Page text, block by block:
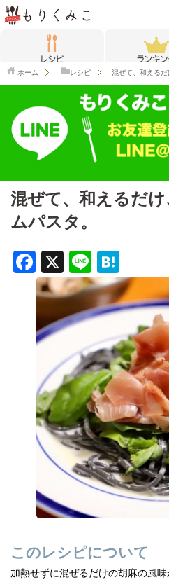
ホーム レシピ 混ぜて、和えるだ
混ぜて、和えるだ
ムパスタ。
F
a
c
e
b
o
o
k
X
Li
n
e
at
e
n
a
このレシピについて
加熱せずに混ぜるだけの胡麻の風